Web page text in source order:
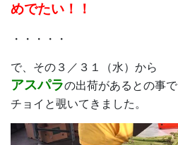
めでたい！！
・・・・・
で、その３／３１（水）から
アスパラの出荷があるとの事で
チョイと覗いてきました。